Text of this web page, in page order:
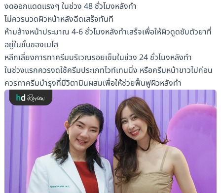
งดออกแดดแรงๆ ในช่วง 48 ชั่วโมงหลังทำ
ไม่ควรนวดผิวหน้าหลังฉีดเสร็จทันที
ห้ามล้างหน้าประมาณ 4-6 ชั่วโมงหลังทำเสร็จเพื่อให้ผิวดูดซับตัวยาที่
อยู่ในชั้นของเมโส
หลีกเลี่ยงการทาครีมบริเวณรอยเข็มในช่วง 24 ชั่วโมงหลังทำ
ในช่วงแรกควรงดใช้ครีมประเภทไวท์เทนนิ่ง หรือครีมหน้าขาวไปก่อน
ควรทาครีมบำรุงที่มีวิตามินผสมเพื่อให้ช่วยฟื้นฟูผิวหลังทำ